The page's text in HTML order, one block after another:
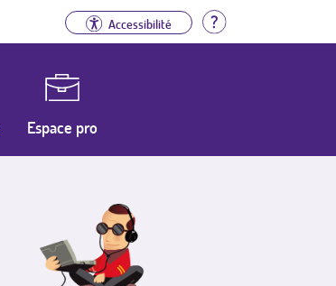
Accessibilité Aide
Espace pro